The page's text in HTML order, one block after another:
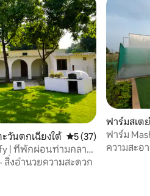
วันตกเฉียงใต้ คะแนนเฉลี่ย 5 จาก
5 (37)
| ที่พักผ่อนท่ามกลาง
· สิ่งอำนวยความสะดวก
ฟาร์มสเต
ฟาร์ม
ส่วนตัวแ
ความสะอ